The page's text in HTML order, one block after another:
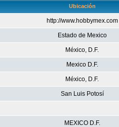
Ubicación
http://www.hobbymex.com
Estado de Mexico
México, D.F.
Mexico D.F.
México, D.F.
San Luis Potosí
MEXICO D.F.